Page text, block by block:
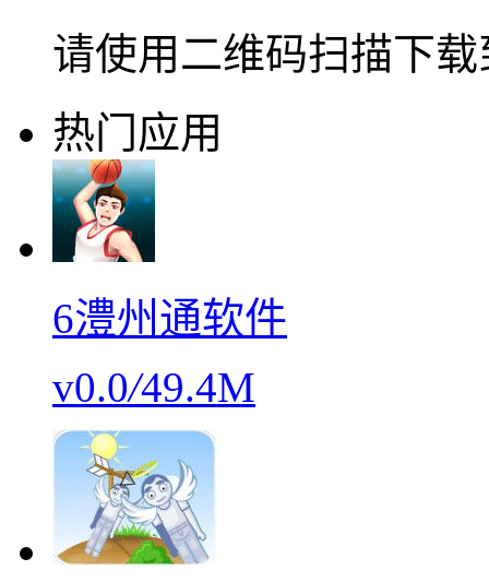
请使用二维码扫描下
热门应用
6澧州通软件
v0.0/49.4M